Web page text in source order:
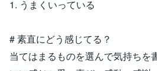
1. うまくいっている
# 素直にどう感じてる？
当てはまるものを選んで気持ちを